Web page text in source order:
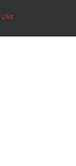
Ulkit